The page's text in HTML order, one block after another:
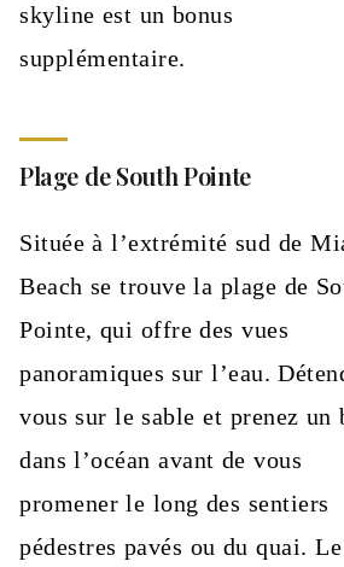
skyline est un bonus
supplémentaire.
Plage de South Pointe
Située à l’extrémité sud de
Beach se trouve la plage de
Pointe, qui offre des vues
panoramiques sur l’eau.
vous sur le sable et prenez un
dans l’océan avant de vous
promener le long des sentiers
pédestres pavés ou du quai. Le